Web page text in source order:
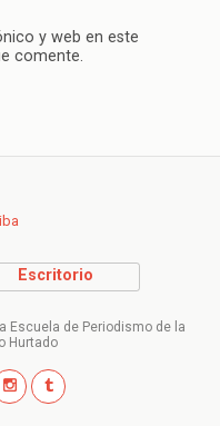
y web en este
comente.
Escritorio
Escuela de Periodismo de la
Hurtado